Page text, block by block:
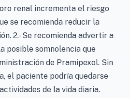
renal incrementa el riesgo
se recomienda reducir la
2.- Se recomienda advertir a
posible somnolencia que
de Pramipexol. Sin
el paciente podría quedarse
de la vida diaria.